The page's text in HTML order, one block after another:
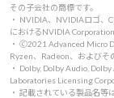
その子会社の商標です。
・ NVIDIA、NVIDIAロゴ、
におけるNVIDIA
・ 🄫2021 Advanced Micro
Ryzen、Radeon、およびそ
・ Dolby, Dolby Audio,
Laboratories Licensing
・ 記載されている製品名等